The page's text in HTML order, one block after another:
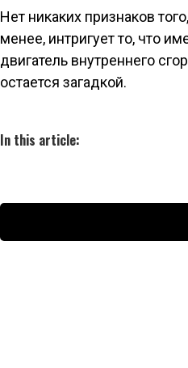
Нет никаких признаков
менее, интригует то, что
двигатель внутреннего
остается загадкой.
In this article: